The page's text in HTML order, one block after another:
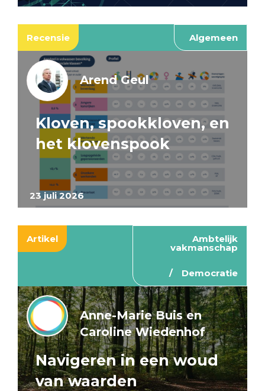
Recensie Algemeen
23 juli 2026
Arend Geul
Kloven, spookkloven, en
het klovenspook
Artikel Ambtelijk
vakmanschap
Democratie
Anne-Marie Buis en
Caroline Wiedenhof
Navigeren in een woud
van waarden